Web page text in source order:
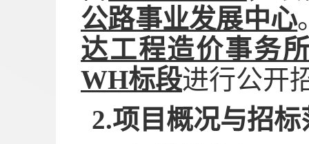
公路事业发展中心
达工程造价事务
WH标段进行公开
2.项目概况与招标